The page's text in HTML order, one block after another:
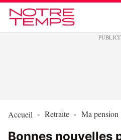
Accueil Retraite Ma pension
Bonnes nouvelles